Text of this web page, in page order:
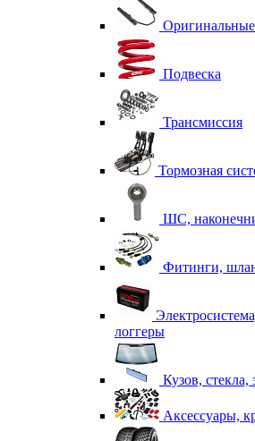
Оригинальные
Подвеска
Трансмиссия
Тормозная
ШС,
Фитинги,
логгеры
Кузов, стекла,
Аксессуары,